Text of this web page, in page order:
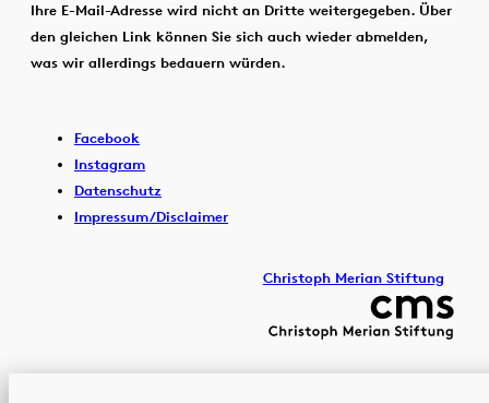
Ihre E-Mail-Adresse wird nicht an Dritte weitergegeben. Über
den gleichen Link können Sie sich auch wieder abmelden,
was wir allerdings bedauern würden.
Facebook
Instagram
Datenschutz
Impressum/Disclaimer
Christoph Merian Stiftung